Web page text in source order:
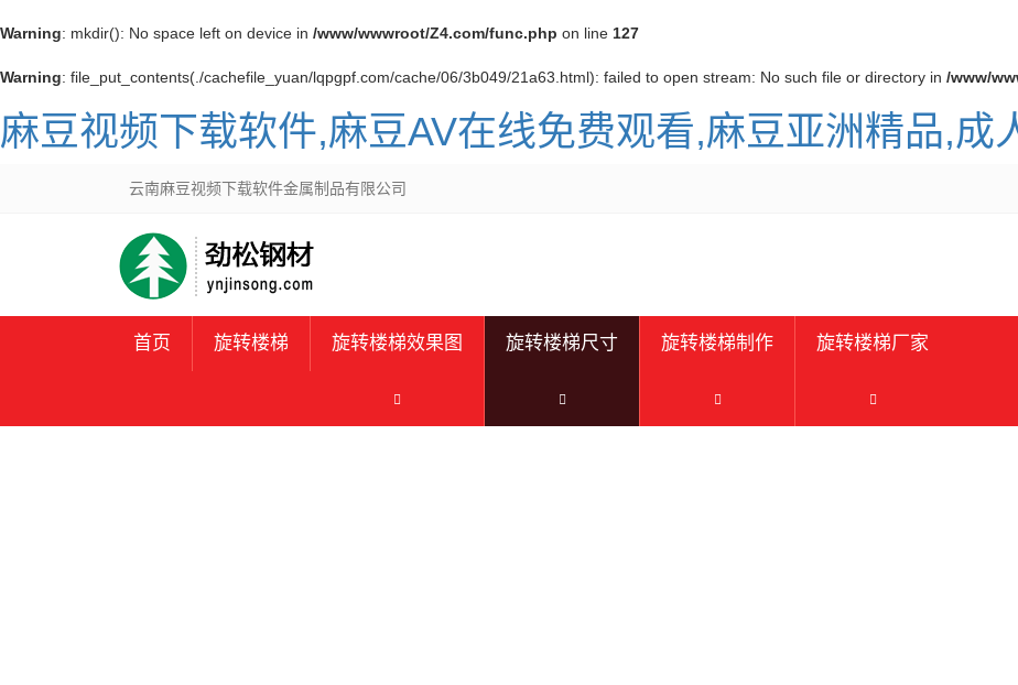
Warning: mkdir(): No space left on device in /www/wwwroot/Z4.com/func.php on line 127
Warning: file_put_contents(./cachefile_yuan/lqpgpf.com/cache/06/3b049/21a63.html): failed to open stream: No such file or directory in /www/
麻豆视频下载软件,麻豆AV在线免费观看,麻豆亚洲精品,成
云南麻豆视频下载软件金属制品有限公司
首页 旋转楼梯 旋转楼梯效果图 旋转楼梯尺寸 旋转楼梯制作 旋转楼梯厂家